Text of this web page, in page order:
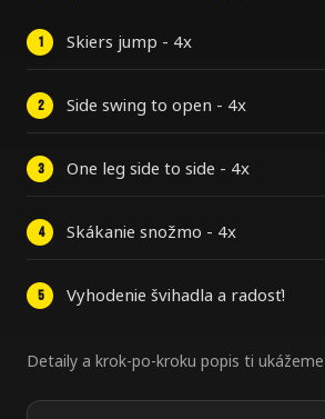
Skiers jump - 4x
Side swing to open - 4x
One leg side to side - 4x
Skákanie snožmo - 4x
Vyhodenie švihadla a radosť!
Detaily a krok-po-kroku popis ti